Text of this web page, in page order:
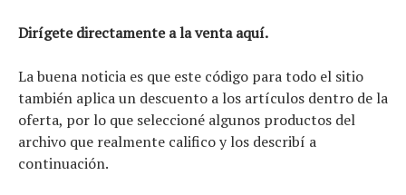
Dirígete directamente a la venta aquí.
La buena noticia es que este código para todo el sitio
también aplica un descuento a los artículos dentro de la
oferta, por lo que seleccioné algunos productos del
archivo que realmente califico y los describí a
continuación.